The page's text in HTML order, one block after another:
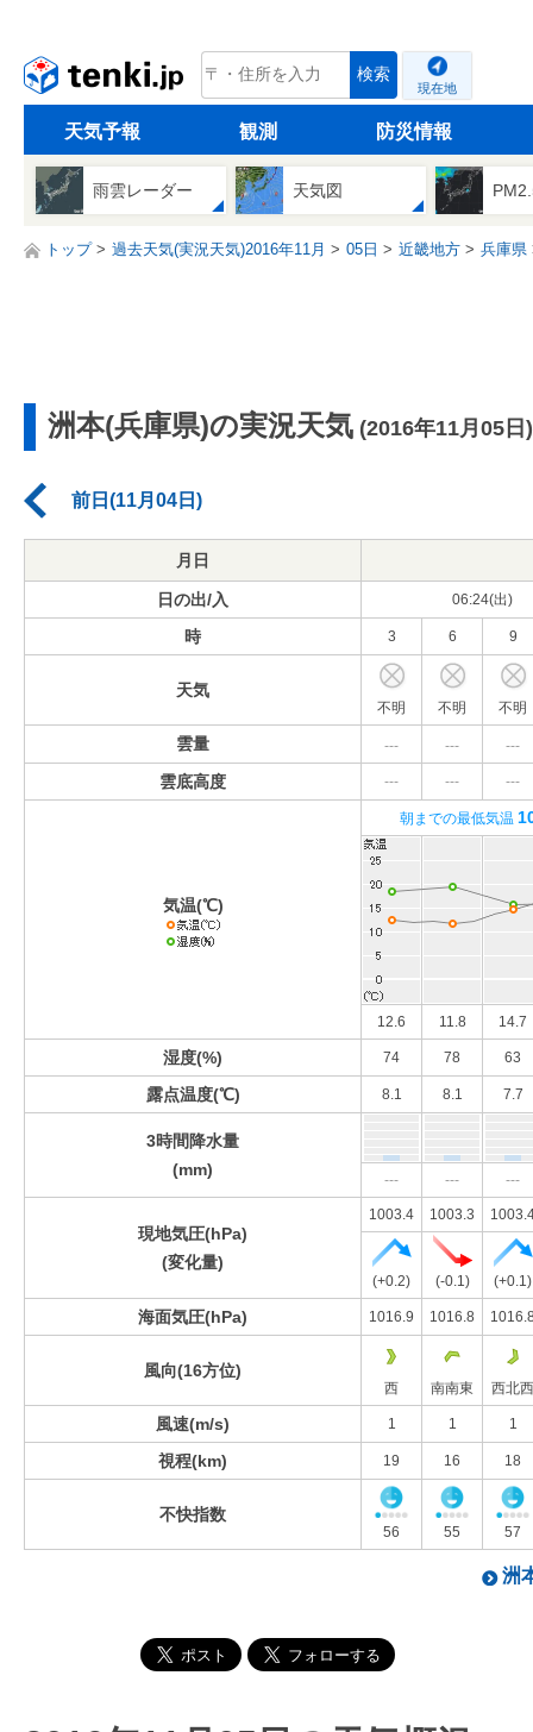
tenki.jp 検索
現在地
天気予報 観測 防災情報
雨雲レーダー 天気図
トップ 過去天気(実況天気)2016年11月 05日 近畿地方 兵庫県
洲本(兵庫県)の実況天気 (2016年11月05日)
前日(11月04日)
月日
日の出/入 06:24(出)
時 3 6 9
天気
不明 不明 不明
雲量 --- --- ---
雲底高度 --- --- ---
気温(℃)
朝までの最低気温
12.6 11.8 14.7
湿度(%) 74 78 63
露点温度(℃) 8.1 8.1 7.7
3時間降水量
(mm)
--- --- ---
現地気圧(hPa)
(変化量)
1003.4 1003.3
(+0.2) (-0.1) (+0.1)
海面気圧(hPa) 1016.9 1016.8
風向(16方位)
西 南南東 西北西
風速(m/s) 1 1 1
視程(km) 19 16 18
不快指数
56 55 57
洲